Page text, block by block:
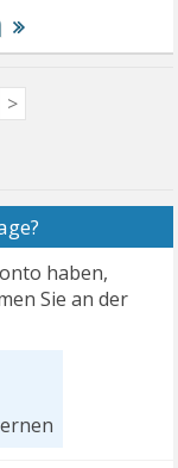
>
haben,
Sie an der